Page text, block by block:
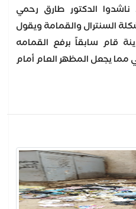
ناشدوا الدكتور طارق رحمي
السنترال والقمامة ويقول
قام سابقاً برفع القمامه
يجعل المظهر العام أمام